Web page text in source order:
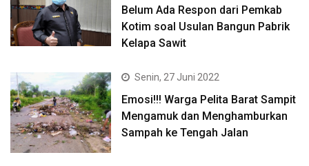
Belum Ada Respon dari Pemkab
Kotim soal Usulan Bangun Pabrik
Kelapa Sawit
Senin, 27 Juni 2022
Emosi!!! Warga Pelita Barat Sampit
Mengamuk dan Menghamburkan
Sampah ke Tengah Jalan